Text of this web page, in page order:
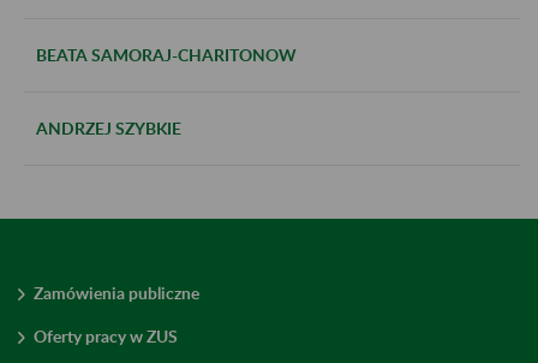
BEATA SAMORAJ-CHARITONOW
ANDRZEJ SZYBKIE
Zamówienia publiczne
Oferty pracy w ZUS